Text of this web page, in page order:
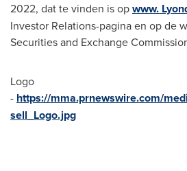
2022, dat te vinden is opwww.
Investor Relations-pagina en op de
Securities and Exchange
Logo
- https://mma.prnewswire.com/
sell_Logo.jpg